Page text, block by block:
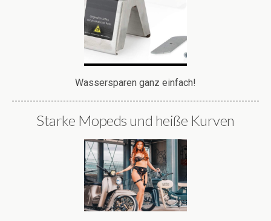
Wassersparen ganz einfach!
Starke Mopeds und heiße Kurven